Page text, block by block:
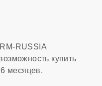
RUSSIA
купить
месяцев.